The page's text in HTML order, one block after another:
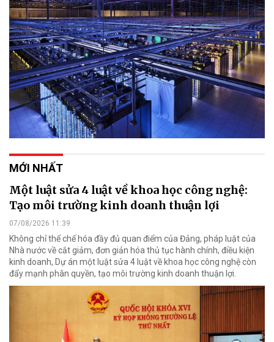
MỚI NHẤT
Một luật sửa 4 luật về khoa học công nghệ:
Tạo môi trường kinh doanh thuận lợi
07/08/2026 11:39
Không chỉ thể chế hóa đầy đủ quan điểm của Đảng, pháp luật của
Nhà nước về cắt giảm, đơn giản hóa thủ tục hành chính, điều kiện
kinh doanh, Dự án một luật sửa 4 luật về khoa học công nghệ còn
đẩy mạnh phân quyền, tạo môi trường kinh doanh thuận lợi.